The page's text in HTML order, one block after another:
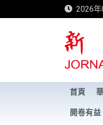
to
2026
新
首頁
開卷有益